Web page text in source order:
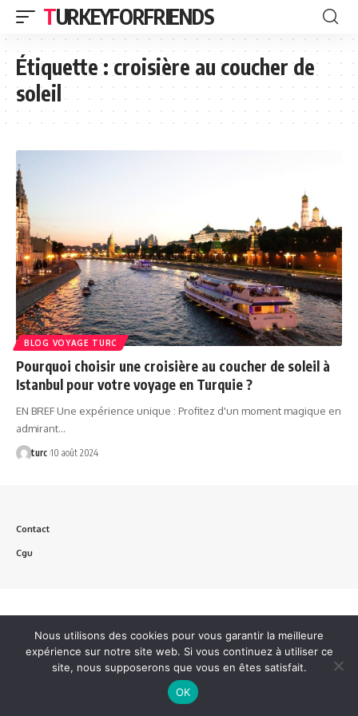
TURKEYFORFRIENDS
Étiquette :croisière au coucher de
soleil
BLOG VOYAGE TURC
Pourquoi choisir une croisière au coucher de soleil à
Istanbul pour votre voyage en Turquie ?
EN BREF Une expérience unique : Profitez d'un moment magique en
admirant…
turc 10 août 2024
Contact
Cgu
Nous utilisons des cookies pour vous garantir la meilleure
expérience sur notre site web. Si vous continuez à utiliser ce
site, nous supposerons que vous en êtes satisfait.
OK